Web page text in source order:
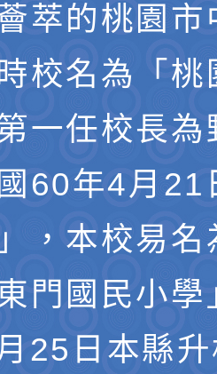
萃的桃園市
校名為「桃
一任校長為
60年4月21
，本校易名
門國民小學
25日本縣